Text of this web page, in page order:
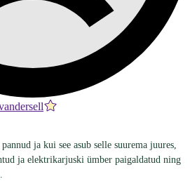
ja kui see asub selle suurema juures,
ja elektrikarjuski ümber paigaldatud ning